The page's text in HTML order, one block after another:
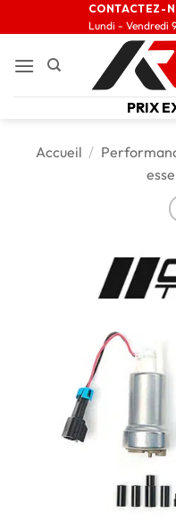
CONTACTEZ-
Lundi - Vendredi
PRIX
Accueil /